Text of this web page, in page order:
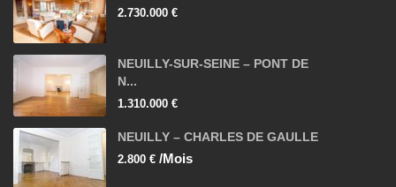
2.730.000 €
NEUILLY-SUR-SEINE – PONT DE
N...
1.310.000 €
NEUILLY – CHARLES DE GAULLE
2.800 € /Mois